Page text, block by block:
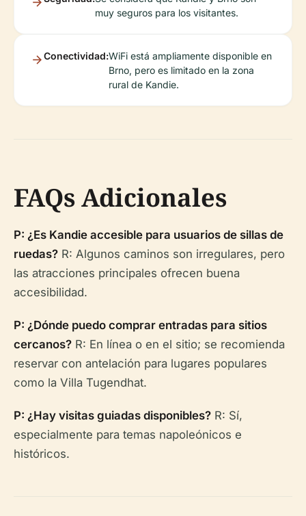
muy seguros para los visitantes.
Conectividad:WiFi está ampliamente disponible en
Brno, pero es limitado en la zona
rural de Kandie.
FAQs Adicionales
P: ¿Es Kandie accesible para usuarios de sillas de
ruedas? R: Algunos caminos son irregulares, pero
las atracciones principales ofrecen buena
accesibilidad.
P: ¿Dónde puedo comprar entradas para sitios
cercanos? R: En línea o en el sitio; se recomienda
reservar con antelación para lugares populares
como la Villa Tugendhat.
P: ¿Hay visitas guiadas disponibles? R: Sí,
especialmente para temas napoleónicos e
históricos.